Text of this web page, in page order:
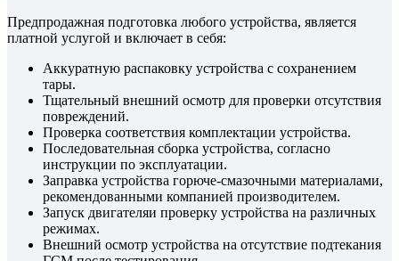
Предпродажная подготовка любого устройства, является
платной услугой и включает в себя:
Аккуратную распаковку устройства с сохранением
тары.
Тщательный внешний осмотр для проверки отсутствия
повреждений.
Проверка соответствия комплектации устройства.
Последовательная сборка устройства, согласно
инструкции по эксплуатации.
Заправка устройства горюче-смазочными материалами,
рекомендованными компанией производителем.
Запуск двигателяи проверку устройства на различных
режимах.
Внешний осмотр устройства на отсутствие подтекания